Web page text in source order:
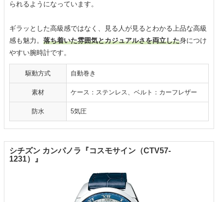
られるようになっています。
ギラッとした高級感ではなく、見る人が見るとわかる上品な高級
感も魅力。 落ち着いた雰囲気とカジュアルさを両立した身につけ
やすい腕時計です。
駆動方式 自動巻き
素材 ケース：ステンレス、ベルト：カーフレザー
防水 5気圧
シチズン カンパノラ『コスモサイン（CTV57-
1231）』